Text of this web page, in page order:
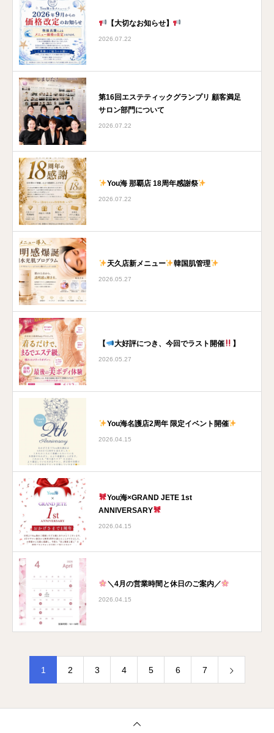
【大切なお知らせ】
2026.07.22
第16回エステティックグランプリ 顧客満足
サロン部門について
2026.07.22
You海 那覇店 18周年感謝祭
2026.07.22
天久店新メニュー 韓国肌管理
2026.05.27
【 大好評につき、今回でラスト開催 】
2026.05.27
You海名護店2周年 限定イベント開催
2026.04.15
You海×GRAND JETE 1st
ANNIVERSARY
2026.04.15
＼4月の営業時間と休日のご案内／
2026.04.15
1 2 3 4 5 6 7